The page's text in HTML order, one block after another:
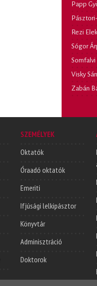
Papp
Rezi Elek
Sógor
Visky
Zabán
SZEMÉLYEK
Oktatók
Óraadó oktatók
Emeriti
Ifjúsági lelkipásztor
Könyvtár
Adminisztráció
Doktorok